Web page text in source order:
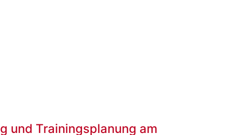
und Trainingsplanung am